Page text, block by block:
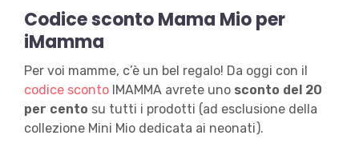
Codice sconto Mama Mio per
iMamma
Per voi mamme, c’è un bel regalo! Da oggi con il
codice scontoIMAMMA avrete uno sconto del 20
per cento su tutti i prodotti (ad esclusione della
collezione Mini Mio dedicata ai neonati).